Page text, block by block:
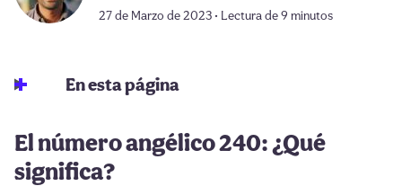
27 de Marzo de 2023 • Lectura de 9 minutos
En esta página
El número angélico 240: ¿Qué
significa?